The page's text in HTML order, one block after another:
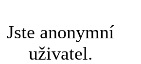
Jste anonymní
uživatel.